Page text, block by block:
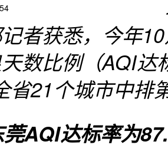
者获悉，今年
数比例（AQI达
省21个城市中排
AQI达标率为